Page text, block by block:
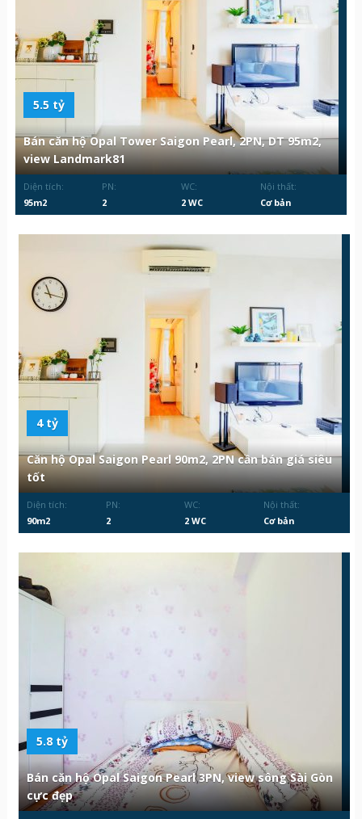
5.5 tỷ
Bán căn hộ Opal Tower Saigon Pearl, 2PN, DT 95m2,
view Landmark81
Diện tích:
95m2
PN:
2
WC:
2 WC
Nội thất:
Cơ bản
4 tỷ
Căn hộ Opal Saigon Pearl 90m2, 2PN cần bán giá siêu
tốt
Diện tích:
90m2
PN:
2
WC:
2 WC
Nội thất:
Cơ bản
5.8 tỷ
Bán căn hộ Opal Saigon Pearl 3PN, view sông Sài Gòn
cực đẹp